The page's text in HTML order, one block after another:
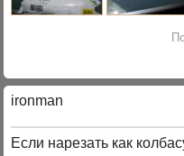
ironman
Если нарезать как